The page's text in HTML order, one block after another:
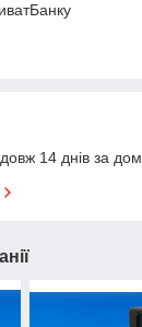
14 днів за